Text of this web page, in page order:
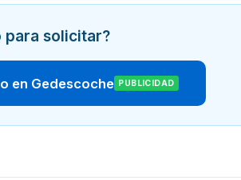
para solicitar?
en Gedescoche PUBLICIDAD